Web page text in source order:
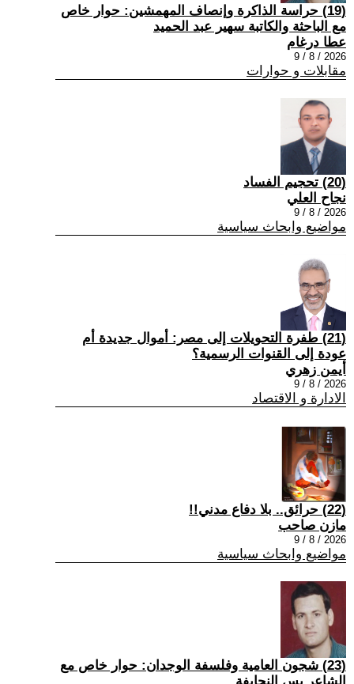
(19) حراسة الذاكرة وإنصاف المهمشين: حوار خاص
مع الباحثة والكاتبة سهير عبد الحميد
عطا درغام
2026 / 8 / 9
مقابلات و حوارات
(20) تحجيم الفساد
نجاح العلي
2026 / 8 / 9
مواضيع وابحاث سياسية
(21) طفرة التحويلات إلى مصر: أموال جديدة أم
عودة إلى القنوات الرسمية؟
أيمن زهري
2026 / 8 / 9
الادارة و الاقتصاد
(22) حرائق.. بلا دفاع مدني!!
مازن صاحب
2026 / 8 / 9
مواضيع وابحاث سياسية
(23) شجون العامية وفلسفة الوجدان: حوار خاص مع